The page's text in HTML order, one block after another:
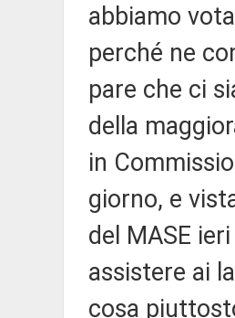
abbiamo
perché ne
pare che ci
della
in
giorno, e
del MASE
assistere ai
cosa